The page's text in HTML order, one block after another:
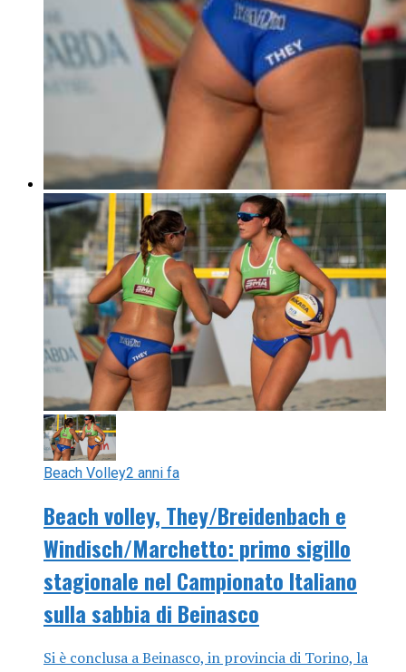
Beach Volley2 anni fa
Beach volley, They/Breidenbach e
Windisch/Marchetto: primo sigillo
stagionale nel Campionato Italiano
sulla sabbia di Beinasco
Si è conclusa a Beinasco, in provincia di Torino, la